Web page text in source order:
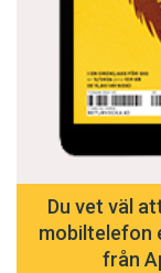
Du vet väl
mobiltelefon
från